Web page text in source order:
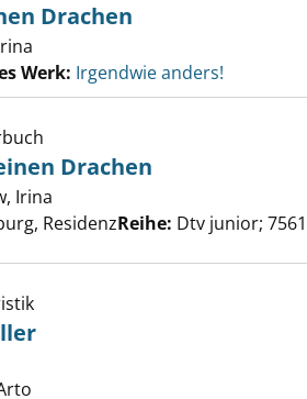
Drachen
Werk: Irgendwie anders!
malt sich einen Drachen anzeigen
Drachen
Irina
ResidenzReihe: Dtv junior;
Müller anzeigen